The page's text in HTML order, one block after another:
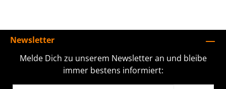
Newsletter
Melde Dich zu unserem Newsletter an und bleibe
immer bestens informiert: